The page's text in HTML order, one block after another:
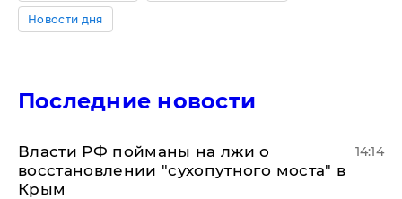
Новости дня
Последние новости
Власти РФ пойманы на лжи о
восстановлении "сухопутного моста" в
Крым
14:14